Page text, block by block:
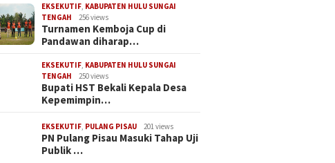
EKSEKUTIF, KABUPATEN HULU SUNGAI
TENGAH
256 views
Turnamen Kemboja Cup di
Pandawan diharap…
EKSEKUTIF, KABUPATEN HULU SUNGAI
TENGAH
250 views
Bupati HST Bekali Kepala Desa
Kepemimpin…
EKSEKUTIF, PULANG PISAU 201 views
PN Pulang Pisau Masuki Tahap Uji
Publik …